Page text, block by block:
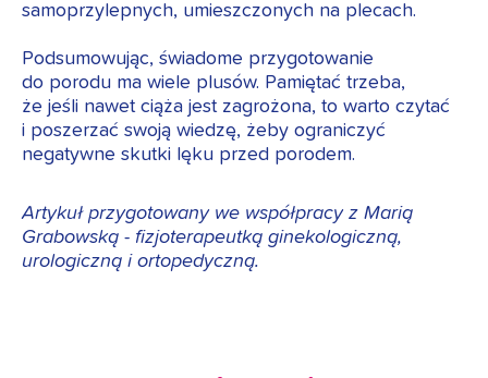
samoprzylepnych, umieszczonych na plecach.
Podsumowując, świadome przygotowanie
do porodu ma wiele plusów. Pamiętać trzeba,
że jeśli nawet ciąża jest zagrożona, to warto czytać
i poszerzać swoją wiedzę, żeby ograniczyć
negatywne skutki lęku przed porodem.
Artykuł przygotowany we współpracy z Marią
Grabowską - fizjoterapeutką ginekologiczną,
urologiczną i ortopedyczną.